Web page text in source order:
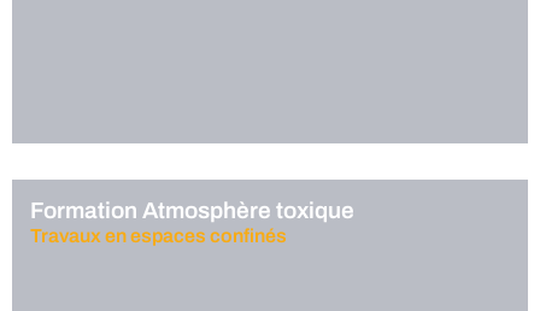
Formation Atmosphère toxique
Travaux en espaces confinés